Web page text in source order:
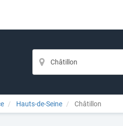
Hauts-de-Seine Châtillon